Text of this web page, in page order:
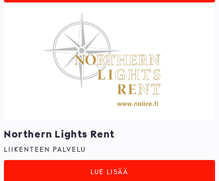
Northern Lights Rent
LIIKENTEEN PALVELU
LUE LISÄÄ